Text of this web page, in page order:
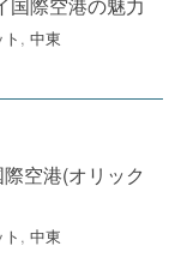
, 中東
空港(オリック
, 中東